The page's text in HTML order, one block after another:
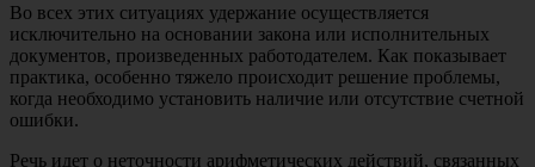
Во всех этих ситуациях удержание осуществляется
исключительно на основании закона или исполнительных
документов, произведенных работодателем. Как показывает
практика, особенно тяжело происходит решение проблемы,
когда необходимо установить наличие или отсутствие счетной
ошибки.
Речь идет о неточности арифметических действий, связанных